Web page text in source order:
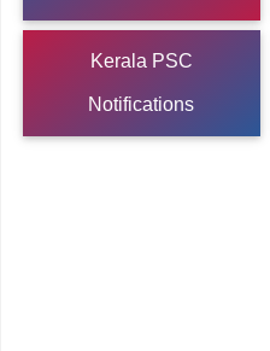
Kerala PSC
Notifications